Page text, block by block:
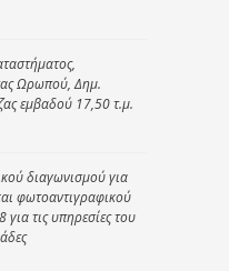
Ωρωπού, Δημ.
εμβαδού 17,50 τ.μ.
διαγωνισμού για
φωτοαντιγραφικού
τις υπηρεσίες του